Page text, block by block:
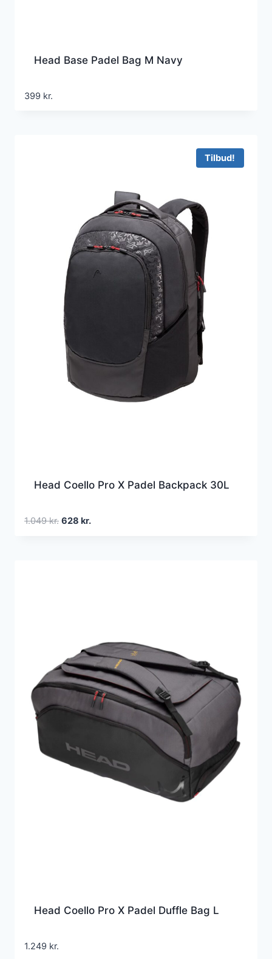
Head Base Padel Bag M Navy
399 kr.
Tilbud!
Head Coello Pro X Padel Backpack 30L
1.049kr. Den
628 kr.Den
Head Coello Pro X Padel Duffle Bag L
1.249 kr.